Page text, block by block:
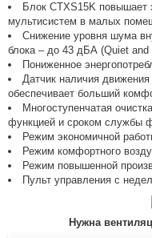
Блок CTXS15K повышает
мультисистем в малых
Снижение уровня шума
блока – до 43 дБА (Quiet and
Пониженное
Датчик наличия
обеспечивает больший
Многоступенчатая
функцией и сроком службы
Режим экономичной
Режим комфортного
Режим повышенной
Пульт управления с
Нужна